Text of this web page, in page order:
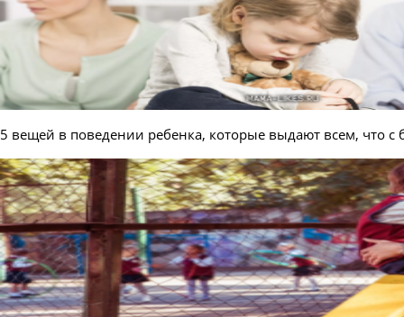
5 вещей в поведении ребенка, которые выдают всем, что с